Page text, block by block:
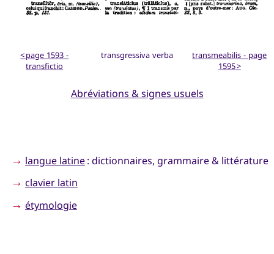
< page 1593 -
transfictio
transgressiva verba
transmeabilis - page
1595 >
Abréviations & signes usuels
→ langue latine: dictionnaires, grammaire & littérature
→ clavier latin
→ étymologie